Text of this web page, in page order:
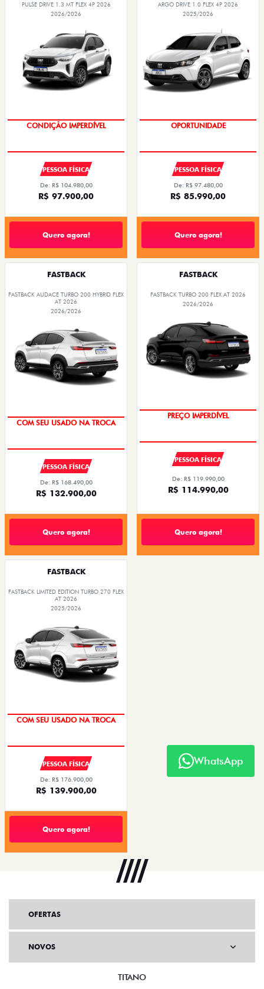
PULSE DRIVE 1.3 MT FLEX 4P 2026
2026/2026
CONDIÇÃO IMPERDÍVEL
PESSOA FÍSICA
De: R$ 104.980,00
R$ 97.900,00
Quero agora!
ARGO DRIVE 1.0 FLEX 4P 2026
2025/2026
OPORTUNIDADE
PESSOA FÍSICA
De: R$ 97.480,00
R$ 85.990,00
Quero agora!
FASTBACK
FASTBACK AUDACE TURBO 200 HYBRID FLEX
AT 2026
2026/2026
COM SEU USADO NA TROCA
PESSOA FÍSICA
De: R$ 168.490,00
R$ 132.900,00
Quero agora!
FASTBACK
FASTBACK TURBO 200 FLEX AT 2026
2026/2026
PREÇO IMPERDÍVEL
PESSOA FÍSICA
De: R$ 119.990,00
R$ 114.990,00
Quero agora!
FASTBACK
FASTBACK LIMITED EDITION TURBO 270 FLEX
AT 2026
2025/2026
COM SEU USADO NA TROCA
PESSOA FÍSICA
De: R$ 176.900,00
R$ 139.900,00
Quero agora!
WhatsApp
OFERTAS
NOVOS
TITANO